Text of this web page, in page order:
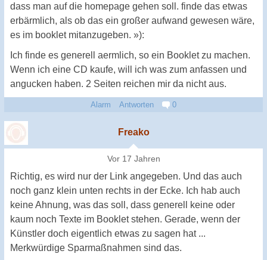
dass man auf die homepage gehen soll. finde das etwas
erbärmlich, als ob das ein großer aufwand gewesen wäre,
es im booklet mitanzugeben. »):
Ich finde es generell aermlich, so ein Booklet zu machen.
Wenn ich eine CD kaufe, will ich was zum anfassen und
angucken haben. 2 Seiten reichen mir da nicht aus.
Alarm Antworten 0
Freako
Vor 17 Jahren
Richtig, es wird nur der Link angegeben. Und das auch
noch ganz klein unten rechts in der Ecke. Ich hab auch
keine Ahnung, was das soll, dass generell keine oder
kaum noch Texte im Booklet stehen. Gerade, wenn der
Künstler doch eigentlich etwas zu sagen hat ...
Merkwürdige Sparmaßnahmen sind das.